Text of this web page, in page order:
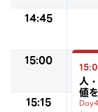
14:45
15:00
15:15
人
値
Day4